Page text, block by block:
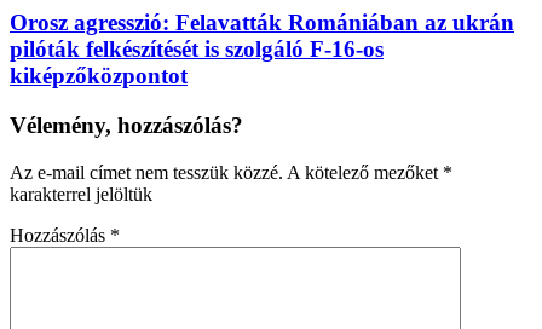
Orosz agresszió: Felavatták Romániában az ukrán
pilóták felkészítését is szolgáló F-16-os
kiképzőközpontot
Vélemény, hozzászólás?
Az e-mail címet nem tesszük közzé. A kötelező mezőket *
karakterrel jelöltük
Hozzászólás *